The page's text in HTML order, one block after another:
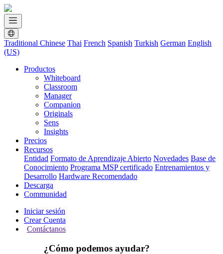
Traditional Chinese Thai French Spanish Turkish German English
(US)
Productos
Whiteboard
Classroom
Manager
Companion
Originals
Sens
Insights
Precios
Recursos
Entidad Formato de Aprendizaje Abierto Novedades Base de
Conocimiento Programa MSP certificado Entrenamientos y
Desarrollo Hardware Recomendado
Descarga
Communidad
Iniciar sesión
Crear Cuenta
Contáctanos
¿Cómo podemos ayudar?